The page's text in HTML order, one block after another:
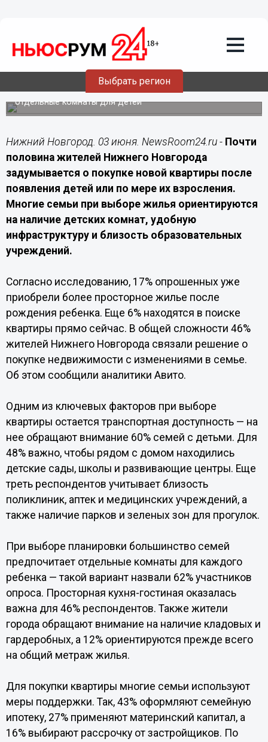
Выбрать регион
Почти половина нижегородцев меняет
жилье из-за рождения детей
Жители Нижнего Новгорода при выборе жилья для
семьи чаще обращают внимание на транспорт, школы и
отдельные комнаты для детей
Нижний Новгород. 03 июня. NewsRoom24.ru - Почти
половина жителей Нижнего Новгорода
задумывается о покупке новой квартиры после
появления детей или по мере их взросления.
Многие семьи при выборе жилья ориентируются
на наличие детских комнат, удобную
инфраструктуру и близость образовательных
учреждений.
Согласно исследованию, 17% опрошенных уже
приобрели более просторное жилье после
рождения ребенка. Еще 6% находятся в поиске
квартиры прямо сейчас. В общей сложности 46%
жителей Нижнего Новгорода связали решение о
покупке недвижимости с изменениями в семье.
Об этом сообщили аналитики Авито.
Одним из ключевых факторов при выборе
квартиры остается транспортная доступность — на
нее обращают внимание 60% семей с детьми. Для
48% важно, чтобы рядом с домом находились
детские сады, школы и развивающие центры. Еще
треть респондентов учитывает близость
поликлиник, аптек и медицинских учреждений, а
также наличие парков и зеленых зон для прогулок.
При выборе планировки большинство семей
предпочитает отдельные комнаты для каждого
ребенка — такой вариант назвали 62% участников
опроса. Просторная кухня-гостиная оказалась
важна для 46% респондентов. Также жители
города обращают внимание на наличие кладовых и
гардеробных, а 12% ориентируются прежде всего
на общий метраж жилья.
Для покупки квартиры многие семьи используют
меры поддержки. Так, 43% оформляют семейную
ипотеку, 27% применяют материнский капитал, а
16% выбирают рассрочку от застройщиков. По